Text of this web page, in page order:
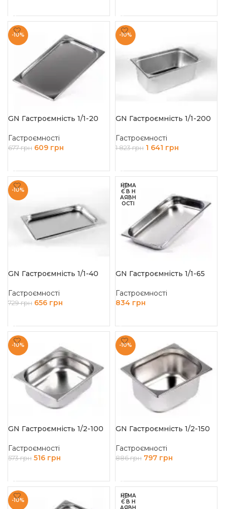
-10%
GN Гастроємність 1/1-20
Гастроємності
677грн 609 грн
-10%
GN Гастроємність 1/1-200
Гастроємності
1 823грн 1 641 грн
-10%
GN Гастроємність 1/1-40
Гастроємності
729грн 656 грн
НЕМА
Є В Н
АЯВН
ОСТІ
GN Гастроємність 1/1-65
Гастроємності
834 грн
-10%
GN Гастроємність 1/2-100
Гастроємності
573грн 516 грн
-10%
GN Гастроємність 1/2-150
Гастроємності
886грн 797 грн
-10%
НЕМА
Є В Н